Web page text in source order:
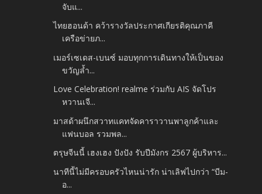
จับแ...
ไทยฮอนด้า คว้ารางวัลประกาศเกียรติคุณภาคี
เครือข่ายภ...
เมอร์เซเดส-เบนซ์ มอบทุกการเดินทางให้เป็นของ
ขวัญล้ำ...
Love Celebration! realme ร่วมกับ AIS จัดโปร
หวานเจี...
มาสด้าผนึกสวาทแคทจัดคาราวานพาลูกค้าและ
แฟนบอล รวมพล...
ตรุษจีนนี้ เฮงเฮง ปังปัง รับปีมังกร 2567 ผู้บริหาร...
นาทีนี้ไม่มีครอบครัวไหนน่ารัก น่าเลิฟไปกว่า “บีม-
อ...